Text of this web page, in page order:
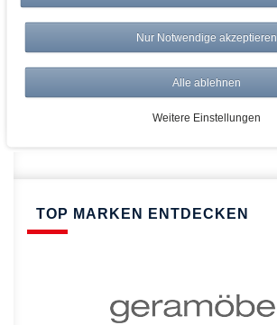
Versandkostenfrei ab 150€
Risikolos: 14 Tage Rückgabe
Über 20.000 Artikel
Schnelle Lieferung
TOP MARKEN ENTDECKEN
Nur Notwendige akzeptieren
Alle ablehnen
Weitere Einstellungen